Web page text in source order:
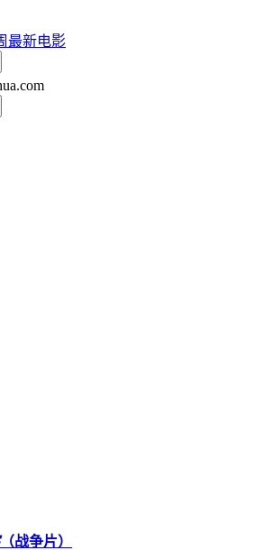
最新电影
（战争片）